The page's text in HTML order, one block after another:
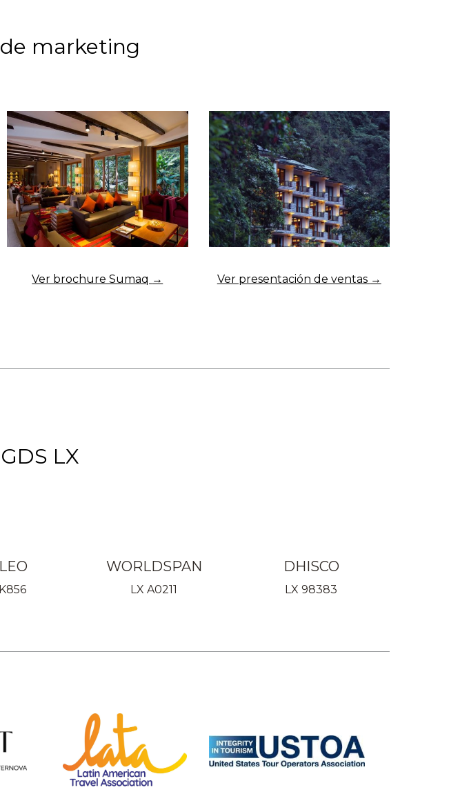
marketing
Ver brochure Sumaq Ver presentación de ventas
LX
WORLDSPAN
LX A0211
DHISCO
LX 98383